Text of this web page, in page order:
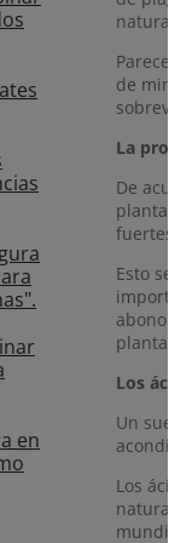
en
de
La
De
Esto
Los
Un
Los